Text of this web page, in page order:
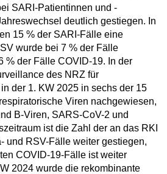
SARI-Patientinnen und -
deutlich gestiegen. In
15 % der SARI-Fälle eine
wurde bei 7 % der Fälle
% der Fälle COVID-19. In der
des NRZ für
der 1. KW 2025 in sechs der 15
Viren nachgewiesen,
B-Viren, SARS-CoV-2 und
ist die Zahl der an das RKI
und RSV-Fälle weiter gestiegen,
COVID-19-Fälle ist weiter
2024 wurde die rekombinante